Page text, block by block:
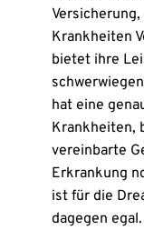
Krankheiten
bietet ihre
hat eine
Krankheiten,
vereinbarte
Erkrankung
ist für die
dagegen egal.